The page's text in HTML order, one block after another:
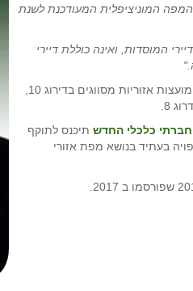
לפי המפה המוניציפלית המעודכנת לשנת
המוסדות, ואינה כוללת דיירי
כלכלי החדש תיכנס לתוקף
בעתיד בנושא מפת אזורי